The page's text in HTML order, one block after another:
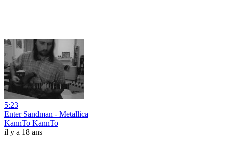
5:23
Enter Sandman - Metallica
KannTo KannTo
il y a 18 ans